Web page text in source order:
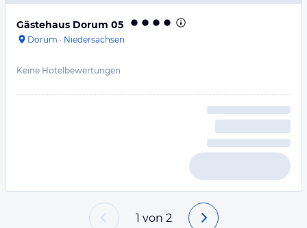
Gästehaus Dorum 05
Dorum · Niedersachsen
Keine Hotelbewertungen
1 von 2